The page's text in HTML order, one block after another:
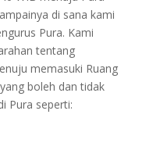
di sana kami
Pura. Kami
tentang
memasuki Ruang
boleh dan tidak
Pura seperti: